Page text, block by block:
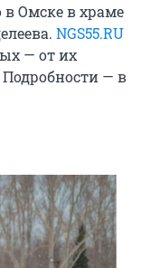
Омске в храме
NGS55.RU
— от их
— в